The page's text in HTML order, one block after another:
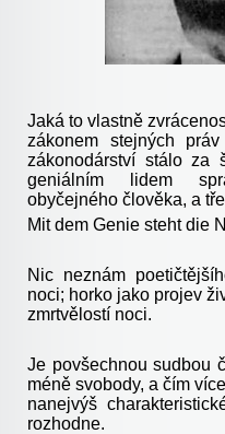
Jaká to vlastně
zákonem stejných
zákonodárství stálo za
geniálním lidem
obyčejného člověka, a
Mit dem Genie steht die
Nic neznám
noci; horko jako projev
zmrtvělostí noci.
Je povšechnou sudbou
méně svobody, a čím
nanejvýš
rozhodne.